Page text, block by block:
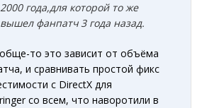
2000 года,для которой то же
вышел фанпатч 3 года назад.
то это зависит от объёма
и сравнивать простой фикс
с DirectX для
со всем, что наворотили в